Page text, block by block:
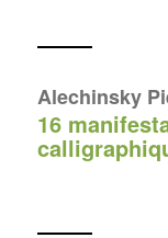
Alechinsky
16